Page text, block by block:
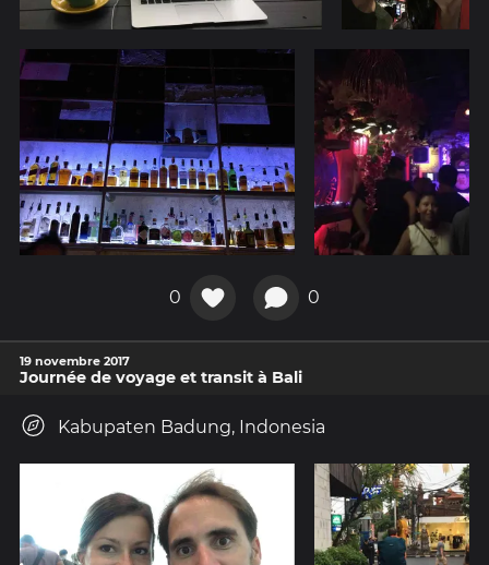
0 0
19 novembre 2017
Journée de voyage et transit à Bali
Kabupaten Badung, Indonesia